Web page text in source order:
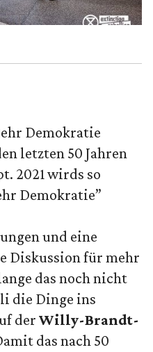
Demokratie
letzten 50 Jahren
2021 wirds so
Demokratie”
und eine
Diskussion für mehr
das noch nicht
die Dinge ins
der Willy-Brandt-
das nach 50